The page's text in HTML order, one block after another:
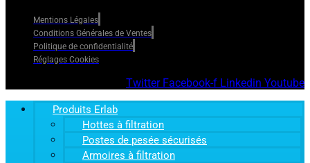
Mentions Légales
Conditions Générales de Ventes
Politique de confidentialité
Réglages Cookies
Twitter Facebook-f Linkedin Youtube
Produits Erlab
Hottes à filtration
Postes de pesée sécurisés
Armoires à filtration